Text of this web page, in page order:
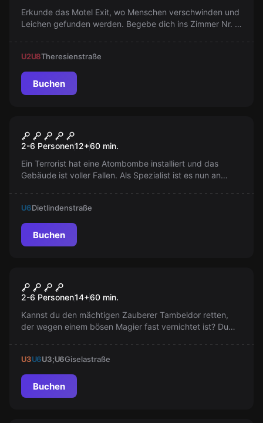
Erkunde das Motel Exit, wo Menschen verschwinden und
Leichen gefunden werden. Begebe dich ins Zimmer Nr. 9
U2U8Theresienstraße
Buchen
Mission Sigma VR
2-6 Personen12+60 min.
Ein Terrorist hat eine Atombombe installiert und das
Gebäude ist voller Fallen. Als Spezialist ist es nun an
U6Dietlindenstraße
Buchen
Wizard
2-6 Personen14+60 min.
Kannst du den mächtigen Zauberer Tambeldor retten,
der wegen einem bösen Magier fast vernichtet ist? Du
U3U6U3;U6Giselastraße
Buchen